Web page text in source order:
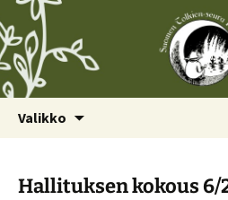
Valikko
Hallituksen kokous 6/